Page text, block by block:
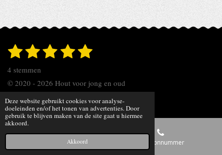
Deze website gebruikt cookies voor analyse-
doeleinden en/of het tonen van advertenties. Door
gebruik te blijven maken van de site gaat u hiermee
akkoord.
Akkoord
R
i
n
g
1
s
t
e
r
2
s
t
e
r
r
e
3
t
e
r
r
e
4
t
e
r
r
e
5
t
e
r
r
e
S
m
n
4 stemmen
© 2020 - 2026 Hout voor jong en oud
Powered by JouwWeb
E-mailadres Telefoonnummer